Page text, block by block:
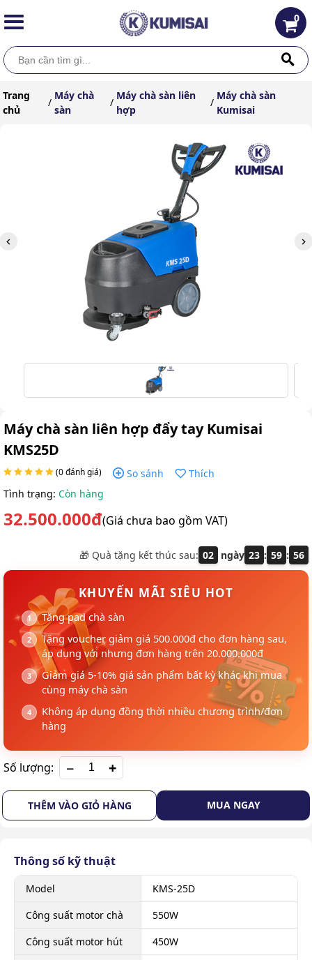
0
Trang
chủ
/
Máy chà
sàn
/
Máy chà sàn liên
hợp
/
Máy chà sàn
Kumisai
Máy chà sàn liên hợp đẩy tay Kumisai
KMS25D
(0 đánh giá) So sánh
Thích
Tình trạng: Còn hàng
32.500.000đ(Giá chưa bao gồm VAT)
🎁 Quà tặng kết thúc sau: 02 ngày 23 : 59 : 54
KHUYẾN MÃI SIÊU HOT
Tặng pad chà sàn
Tặng voucher giảm giá 500.000đ cho đơn hàng sau,
áp dụng với nhưng đơn hàng trên 20.000.000đ
Giảm giá 5-10% giá sản phẩm bất kỳ khác khi mua
cùng máy chà sàn
Không áp dụng đồng thời nhiều chương trình/đơn
hàng
Số lượng: +
THÊM VÀO GIỎ HÀNG MUA NGAY
Thông số kỹ thuật
Model
KMS-25D
Công suất motor chà
550W
Công suất motor hút
450W